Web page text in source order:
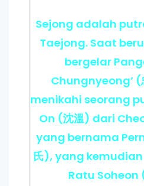
Sejong adalah
Taejong. Saat
bergelar
Chungnyeong’ (
menikahi seorang
On (沈溫) dari
yang bernama
氏), yang
Ratu Soheon